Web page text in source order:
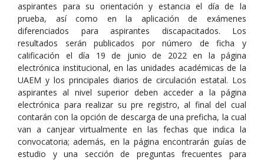
aspirantes para su orientación y estancia el día de la
prueba, así como en la aplicación de exámenes
diferenciados para aspirantes discapacitados. Los
resultados serán publicados por número de ficha y
calificación el día 19 de junio de 2022 en la página
electrónica institucional, en las unidades académicas de la
UAEM y los principales diarios de circulación estatal. Los
aspirantes al nivel superior deben acceder a la página
electrónica para realizar su pre registro, al final del cual
contarán con la opción de descarga de una preficha, la cual
van a canjear virtualmente en las fechas que indica la
convocatoria; además, en la página encontrarán guías de
estudio y una sección de preguntas frecuentes para